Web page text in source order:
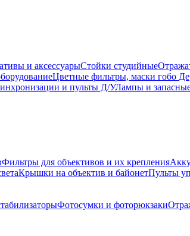
и аксессуарыСтойки студийные
Цветные фильтры, маски гобо
и пульты Д/УЛампы и
Фильтры для объективов и их крепления
Крышки на объектив и байонетПульты
Фотосумки и фоторюкзаки